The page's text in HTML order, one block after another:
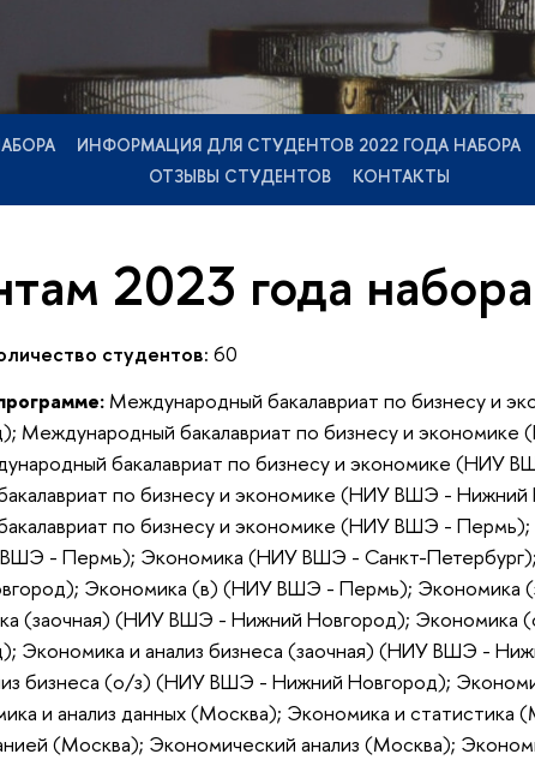
ИНФОРМАЦИЯ ДЛЯ СТУДЕНТОВ 2022 ГОДА НАБОРА
ОТЗЫВЫ СТУДЕНТОВ
КОНТАКТЫ
2023 года набора
студентов: 60
Международный бакалавриат по бизнесу и
Международный бакалавриат по бизнесу и
бакалавриат по бизнесу и экономике (НИУ
по бизнесу и экономике (НИУ ВШЭ - Нижний
по бизнесу и экономике (НИУ ВШЭ -
- Пермь); Экономика (НИУ ВШЭ - Санкт-
Экономика (в) (НИУ ВШЭ - Пермь);
(заочная) (НИУ ВШЭ - Нижний Новгород);
Экономика и анализ бизнеса (заочная) (НИУ ВШЭ -
бизнеса (о/з) (НИУ ВШЭ - Нижний Новгород);
и анализ данных (Москва); Экономика и статистика
(Москва); Экономический анализ (Москва);